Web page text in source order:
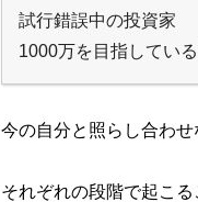
試行錯誤中の投資家
1000万を目指してい
今の自分と照らし合わせ
それぞれの段階で起こる